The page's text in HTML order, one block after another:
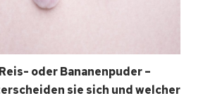
oder Bananenpuder –
sie sich und welcher